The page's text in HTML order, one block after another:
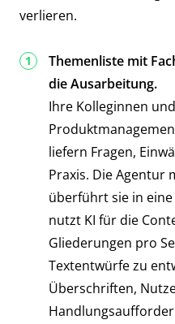
verlieren.
Themenliste mit
die Ausarbeitung.
Ihre Kolleginnen
liefern Fragen,
Praxis. Die Agentur
überführt sie in
nutzt KI für die
Gliederungen pro
Textentwürfe zu
Überschriften,